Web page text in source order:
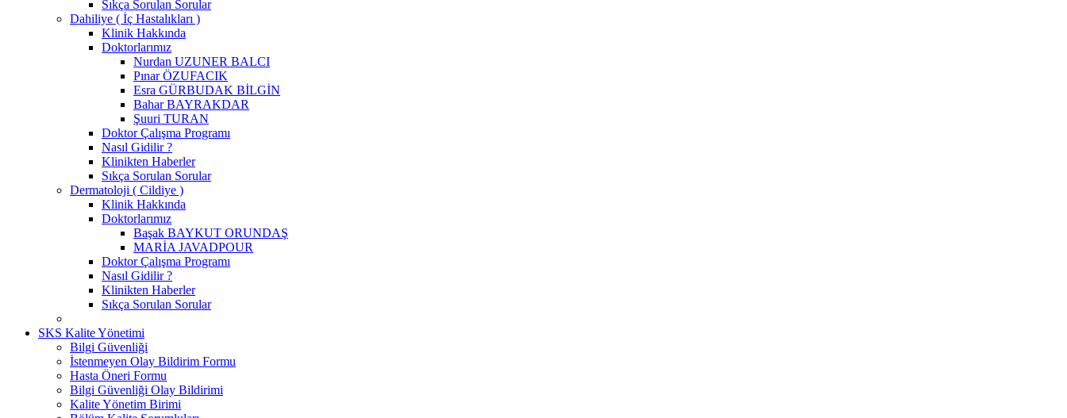
Sıkça Sorulan Sorular
Dahiliye ( İç Hastalıkları )
Klinik Hakkında
Doktorlarımız
Nurdan UZUNER BALCI
Pınar ÖZUFACIK
Esra GÜRBUDAK BİLGİN
Bahar BAYRAKDAR
Şuuri TURAN
Doktor Çalışma Programı
Nasıl Gidilir ?
Klinikten Haberler
Sıkça Sorulan Sorular
Dermatoloji ( Cildiye )
Klinik Hakkında
Doktorlarımız
Başak BAYKUT ORUNDAŞ
MARİA JAVADPOUR
Doktor Çalışma Programı
Nasıl Gidilir ?
Klinikten Haberler
Sıkça Sorulan Sorular
SKS Kalite Yönetimi
Bilgi Güvenliği
İstenmeyen Olay Bildirim Formu
Hasta Öneri Formu
Bilgi Güvenliği Olay Bildirimi
Kalite Yönetim Birimi